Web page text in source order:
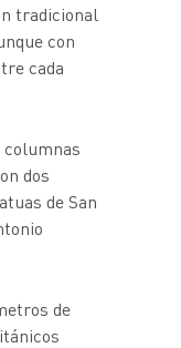
tradicional
con
cada
columnas
dos
de San
de